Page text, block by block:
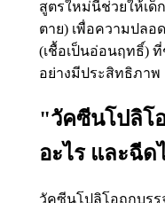
สูตรใหม่นี้ช่วยให้เด็
ตาย) เพื่อความปล
(เชื้อเป็นอ่อนฤทธิ์)
อย่างมีประสิทธิภาพ
"วัคซีนโปลิโ
อะไร และฉีด
วัคซีนโปลิโอถูกบรร